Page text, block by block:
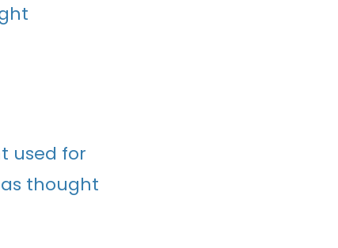
used for
thought